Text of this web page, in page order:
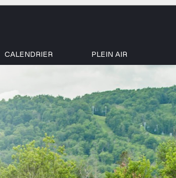
CALENDRIER PLEIN AIR